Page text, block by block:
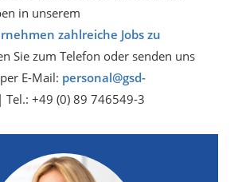
in unserem
zahlreiche Jobs zu
Sie zum Telefon oder senden uns
E-Mail: personal@gsd-
| Tel.: +49 (0) 89 746549-3